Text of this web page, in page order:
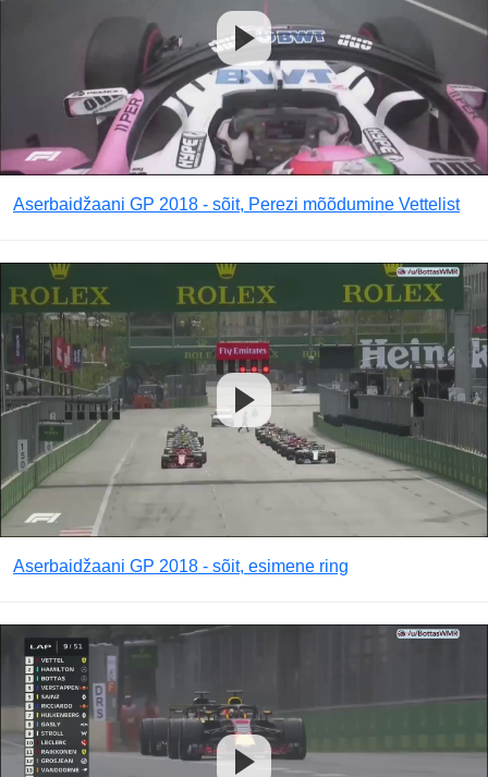
Aserbaidžaani GP 2018 - sõit, Perezi mõõdumine Vettelist
Aserbaidžaani GP 2018 - sõit, esimene ring